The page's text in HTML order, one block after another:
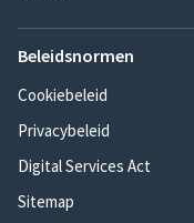
Beleidsnormen
Cookiebeleid
Privacybeleid
Digital Services Act
Sitemap